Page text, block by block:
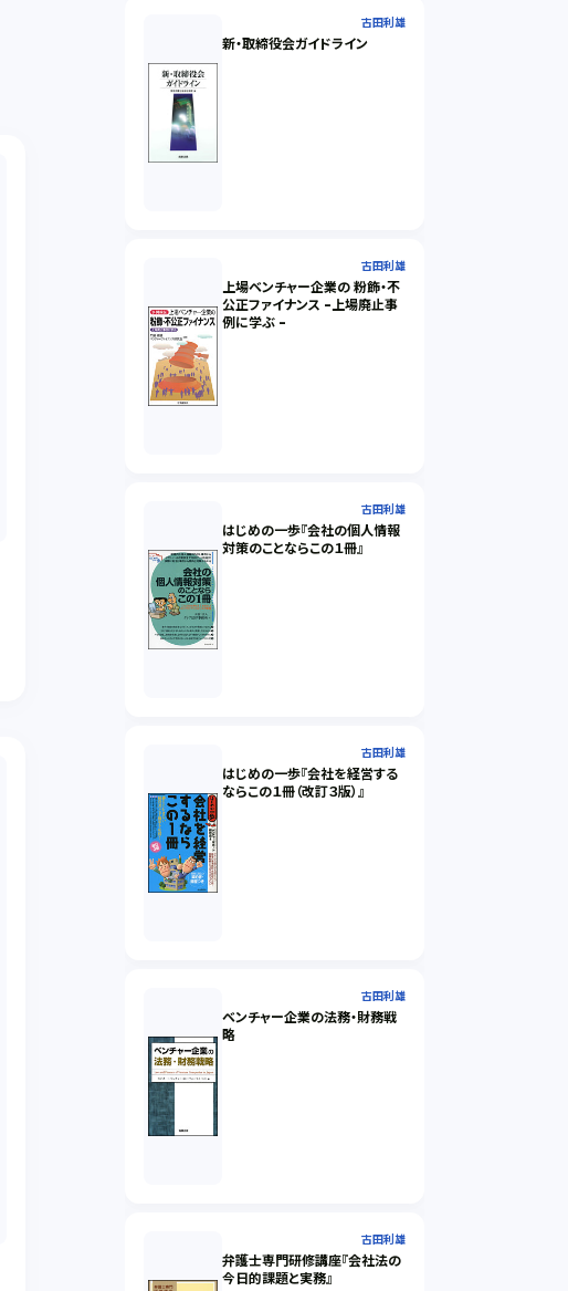
古田利雄
新・取締役会ガイドライン
古田利雄
上場ベンチャー企業の 粉飾・不
公正ファイナンス -上場廃止事
例に学ぶ -
古田利雄
はじめの一歩『会社の個人情報
対策のことならこの１冊』
古田利雄
はじめの一歩『会社を経営する
ならこの１冊（改訂３版）』
古田利雄
ベンチャー企業の法務・財務戦
略
古田利雄
弁護士専門研修講座『会社法の
今日的課題と実務』